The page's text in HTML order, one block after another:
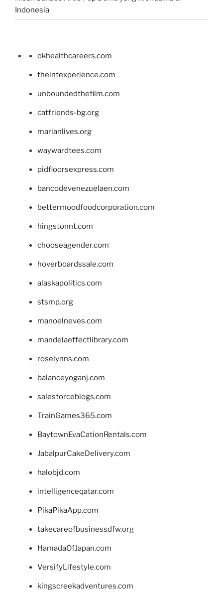
Indonesia
okhealthcareers.com
theintexperience.com
unboundedthefilm.com
catfriends-bg.org
marianlives.org
waywardtees.com
pidfloorsexpress.com
bancodevenezuelaen.com
bettermoodfoodcorporation.com
hingstonnt.com
chooseagender.com
hoverboardssale.com
alaskapolitics.com
stsmp.org
manoelneves.com
mandelaeffectlibrary.com
roselynns.com
balanceyoganj.com
salesforceblogs.com
TrainGames365.com
BaytownEvaCationRentals.com
JabalpurCakeDelivery.com
halobjd.com
intelligenceqatar.com
PikaPikaApp.com
takecareofbusinessdfw.org
HamadaOfJapan.com
VersifyLifestyle.com
kingscreekadventures.com